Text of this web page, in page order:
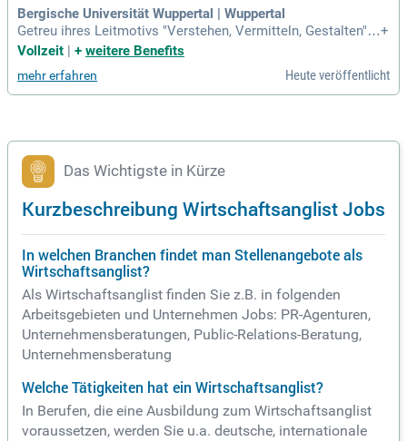
Bergische Universität Wuppertal | Wuppertal
Getreu ihres Leitmotivs "Verstehen, Vermitteln, Gestalten" w
idmet sie sich den großen gesellschaftlichen Herausforderu
aft, Technik und Umwelt.
+
Vollzeit | + weitere Benefits
mehr erfahren Heute veröffentlicht
Das Wichtigste in Kürze
Kurzbeschreibung Wirtschaftsanglist Jobs
In welchen Branchen findet man Stellenangebote als
Wirtschaftsanglist?
Als Wirtschaftsanglist finden Sie z.B. in folgenden
Arbeitsgebieten und Unternehmen Jobs: PR-Agenturen,
Unternehmensberatungen, Public-Relations-Beratung,
Unternehmensberatung
Welche Tätigkeiten hat ein Wirtschaftsanglist?
In Berufen, die eine Ausbildung zum Wirtschaftsanglist
voraussetzen, werden Sie u.a. deutsche, internationale